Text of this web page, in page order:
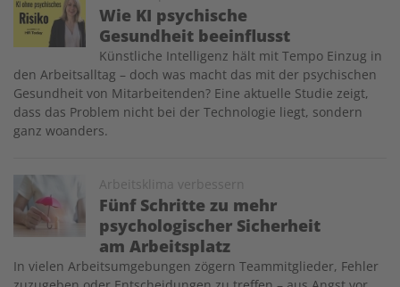
Wie KI psychische
Gesundheit beeinflusst
Künstliche Intelligenz hält mit Tempo Einzug in
den Arbeitsalltag – doch was macht das mit der psychischen
Gesundheit von Mitarbeitenden? Eine aktuelle Studie zeigt,
dass das Problem nicht bei der Technologie liegt, sondern
ganz woanders.
Arbeitsklima verbessern
Fünf Schritte zu mehr
psychologischer Sicherheit
am Arbeitsplatz
Image
In vielen Arbeitsumgebungen zögern Teammitglieder, Fehler